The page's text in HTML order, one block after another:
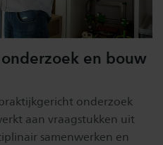
en bouw
onderzoek
aan vraagstukken uit
samenwerken en